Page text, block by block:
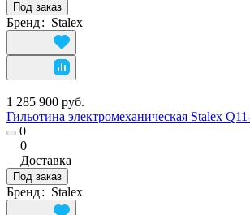
Под заказ
Бренд: Stalex
1 285 900 руб.
Гильотина электромеханическая Stalex
0
0
Доставка
Под заказ
Бренд: Stalex